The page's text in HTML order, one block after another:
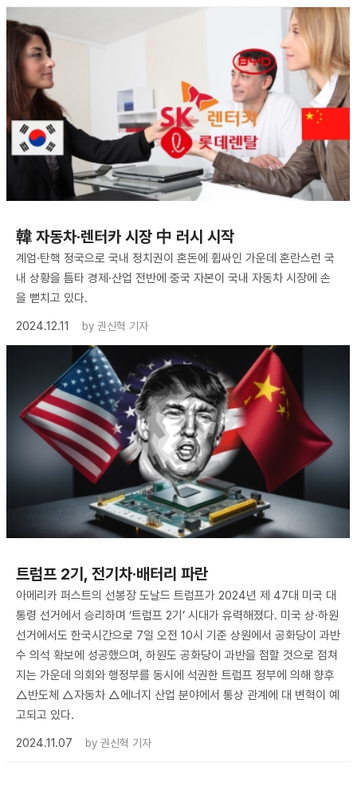
韓 자동차·렌터카 시장 中 러시 시작
계엄·탄핵 정국으로 국내 정치권이 혼돈에 휩싸인 가운데 혼란스런 국
내 상황을 틈타 경제·산업 전반에 중국 자본이 국내 자동차 시장에 손
을 뻗치고 있다.
2024.12.11
by 권신혁 기자
트럼프 2기, 전기차·배터리 파란
아메리카 퍼스트의 선봉장 도날드 트럼프가 2024년 제 47대 미국 대
통령 선거에서 승리하며 ‘트럼프 2기’ 시대가 유력해졌다. 미국 상·하원
선거에서도 한국시간으로 7일 오전 10시 기준 상원에서 공화당이 과반
수 의석 확보에 성공했으며, 하원도 공화당이 과반을 점할 것으로 점쳐
지는 가운데 의회와 행정부를 동시에 석권한 트럼프 정부에 의해 향후
△반도체 △자동차 △에너지 산업 분야에서 통상 관계에 대 변혁이 예
고되고 있다.
2024.11.07
by 권신혁 기자